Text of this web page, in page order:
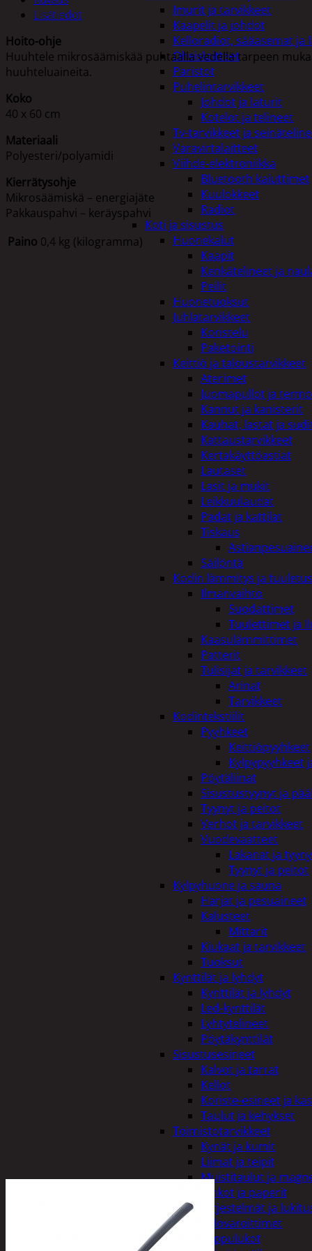
Imurit ja tarvikkeet
Kaapelit ja johdot
Kelloradiot, sääasemat
Oheislaitteet
Paristot
Puhelintarvikkeet
Johdot ja laturit
Kotelot ja telineet
Tv-tarvikkeet ja
Varavirtalaitteet
Viihde-elektroniikka
Bluetooth kaiuttimet
Kuulokkeet
Radiot
Koti ja sisustus
Huonekalut
Kaapit
Kenkätelineet ja
Peilit
Huonetuoksut
Juhlatarvikkeet
Koristelu
Paketointi
Keittiö ja taloustarvikkeet
Aterimet
Juomapullot ja
Kannut ja kanisterit
Kauhat, lastat ja
Kattaustarvikkeet
Kertakäyttöastiat
Lautaset
Lasit ja mukit
Leikkuulaudat
Padat ja kattilat
Tiskaus
Säilöntä
Kodin lämmitys ja tuuletus
Ilmanvaihto
Suodattimet
Tuulettimet ja
Kaasulämmittimet
Patterit
Tulisijat ja tarvikkeet
Arinat
Tarvikkeet
Kodintekstiilit
Pyyhkeet
Keittiöpyyhkeet
Kylpypyyhkeet
Pöytäliinat
Sisustustyynyt ja
Tyynyt ja peitot
Verhot ja tarvikkeet
Vuodevaatteet
Lakanat ja
Tyynyt ja peitot
Kylpyhuone ja sauna
Harjat ja pesuaineet
Kalusteet
Mittarit
Kiukaat ja tarvikkeet
Tuoksut
Kynttilät ja lyhdyt
Kynttilät ja lyhdyt
Led-kynttilät
Lyhtytelineet
Pöytäkynttilät
Sisustusesineet
Kalvot ja tarrat
Kellot
Koriste-esineet ja
Taulut ja kehykset
Toimistotarvikkeet
Kynät ja kumit
Liimat ja teipit
Muistitaulut ja
Vihkot ja paperit
Turvajärjestelmät ja
Palovaroittimet
Riippulukot
Lisätiedot
Hoito-ohje
Huuhtele mikrosäämiskää puhtaalla vedellä tarpeen
huuhteluaineita.
Koko
40 x 60 cm
Materiaali
Polyesteri/polyamidi
Kierrätysohje
Mikrosäämiskä – energiajäte
Pakkauspahvi – keräyspahvi
Paino 0,4 kg (kilogramma)